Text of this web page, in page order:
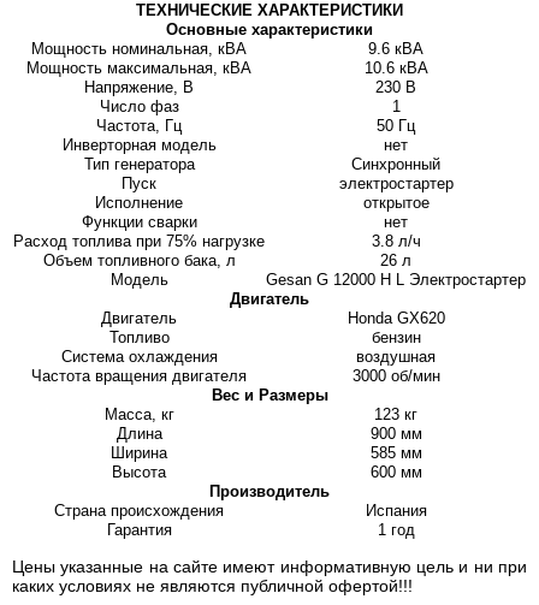
ТЕХНИЧЕСКИЕ ХАРАКТЕРИСТИКИ
Основные характеристики
Мощность номинальная, кВА
9.6 кВА
Мощность максимальная, кВА
10.6 кВА
Напряжение, В
230 В
Число фаз
1
Частота, Гц
50 Гц
Инверторная модель
нет
Тип генератора
Синхронный
Пуск
электростартер
Исполнение
открытое
Функции сварки
нет
Расход топлива при 75% нагрузке
3.8 л/ч
Объем топливного бака, л
26 л
Модель
Gesan G 12000 H L Электростартер
Двигатель
Двигатель
Honda GX620
Топливо
бензин
Система охлаждения
воздушная
Частота вращения двигателя
3000 об/мин
Вес и Размеры
Масса, кг
123 кг
Длина
900 мм
Ширина
585 мм
Высота
600 мм
Производитель
Страна происхождения
Испания
Гарантия
1 год
Цены указанные на сайте имеют информативную цель и ни при
каких условиях не являются публичной офертой!!!